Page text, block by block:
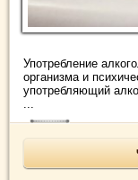
Употребление
организма и
употребляющий
...